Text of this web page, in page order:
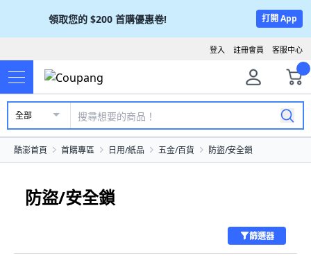
領取您的 $200 首購優惠卷! 打開 App
客服中心
註冊會員
登入
全部
酷澎首頁 首購專區 日用/紙品 五金/百貨 防盜/安全鎖
防盜/安全鎖
篩選器